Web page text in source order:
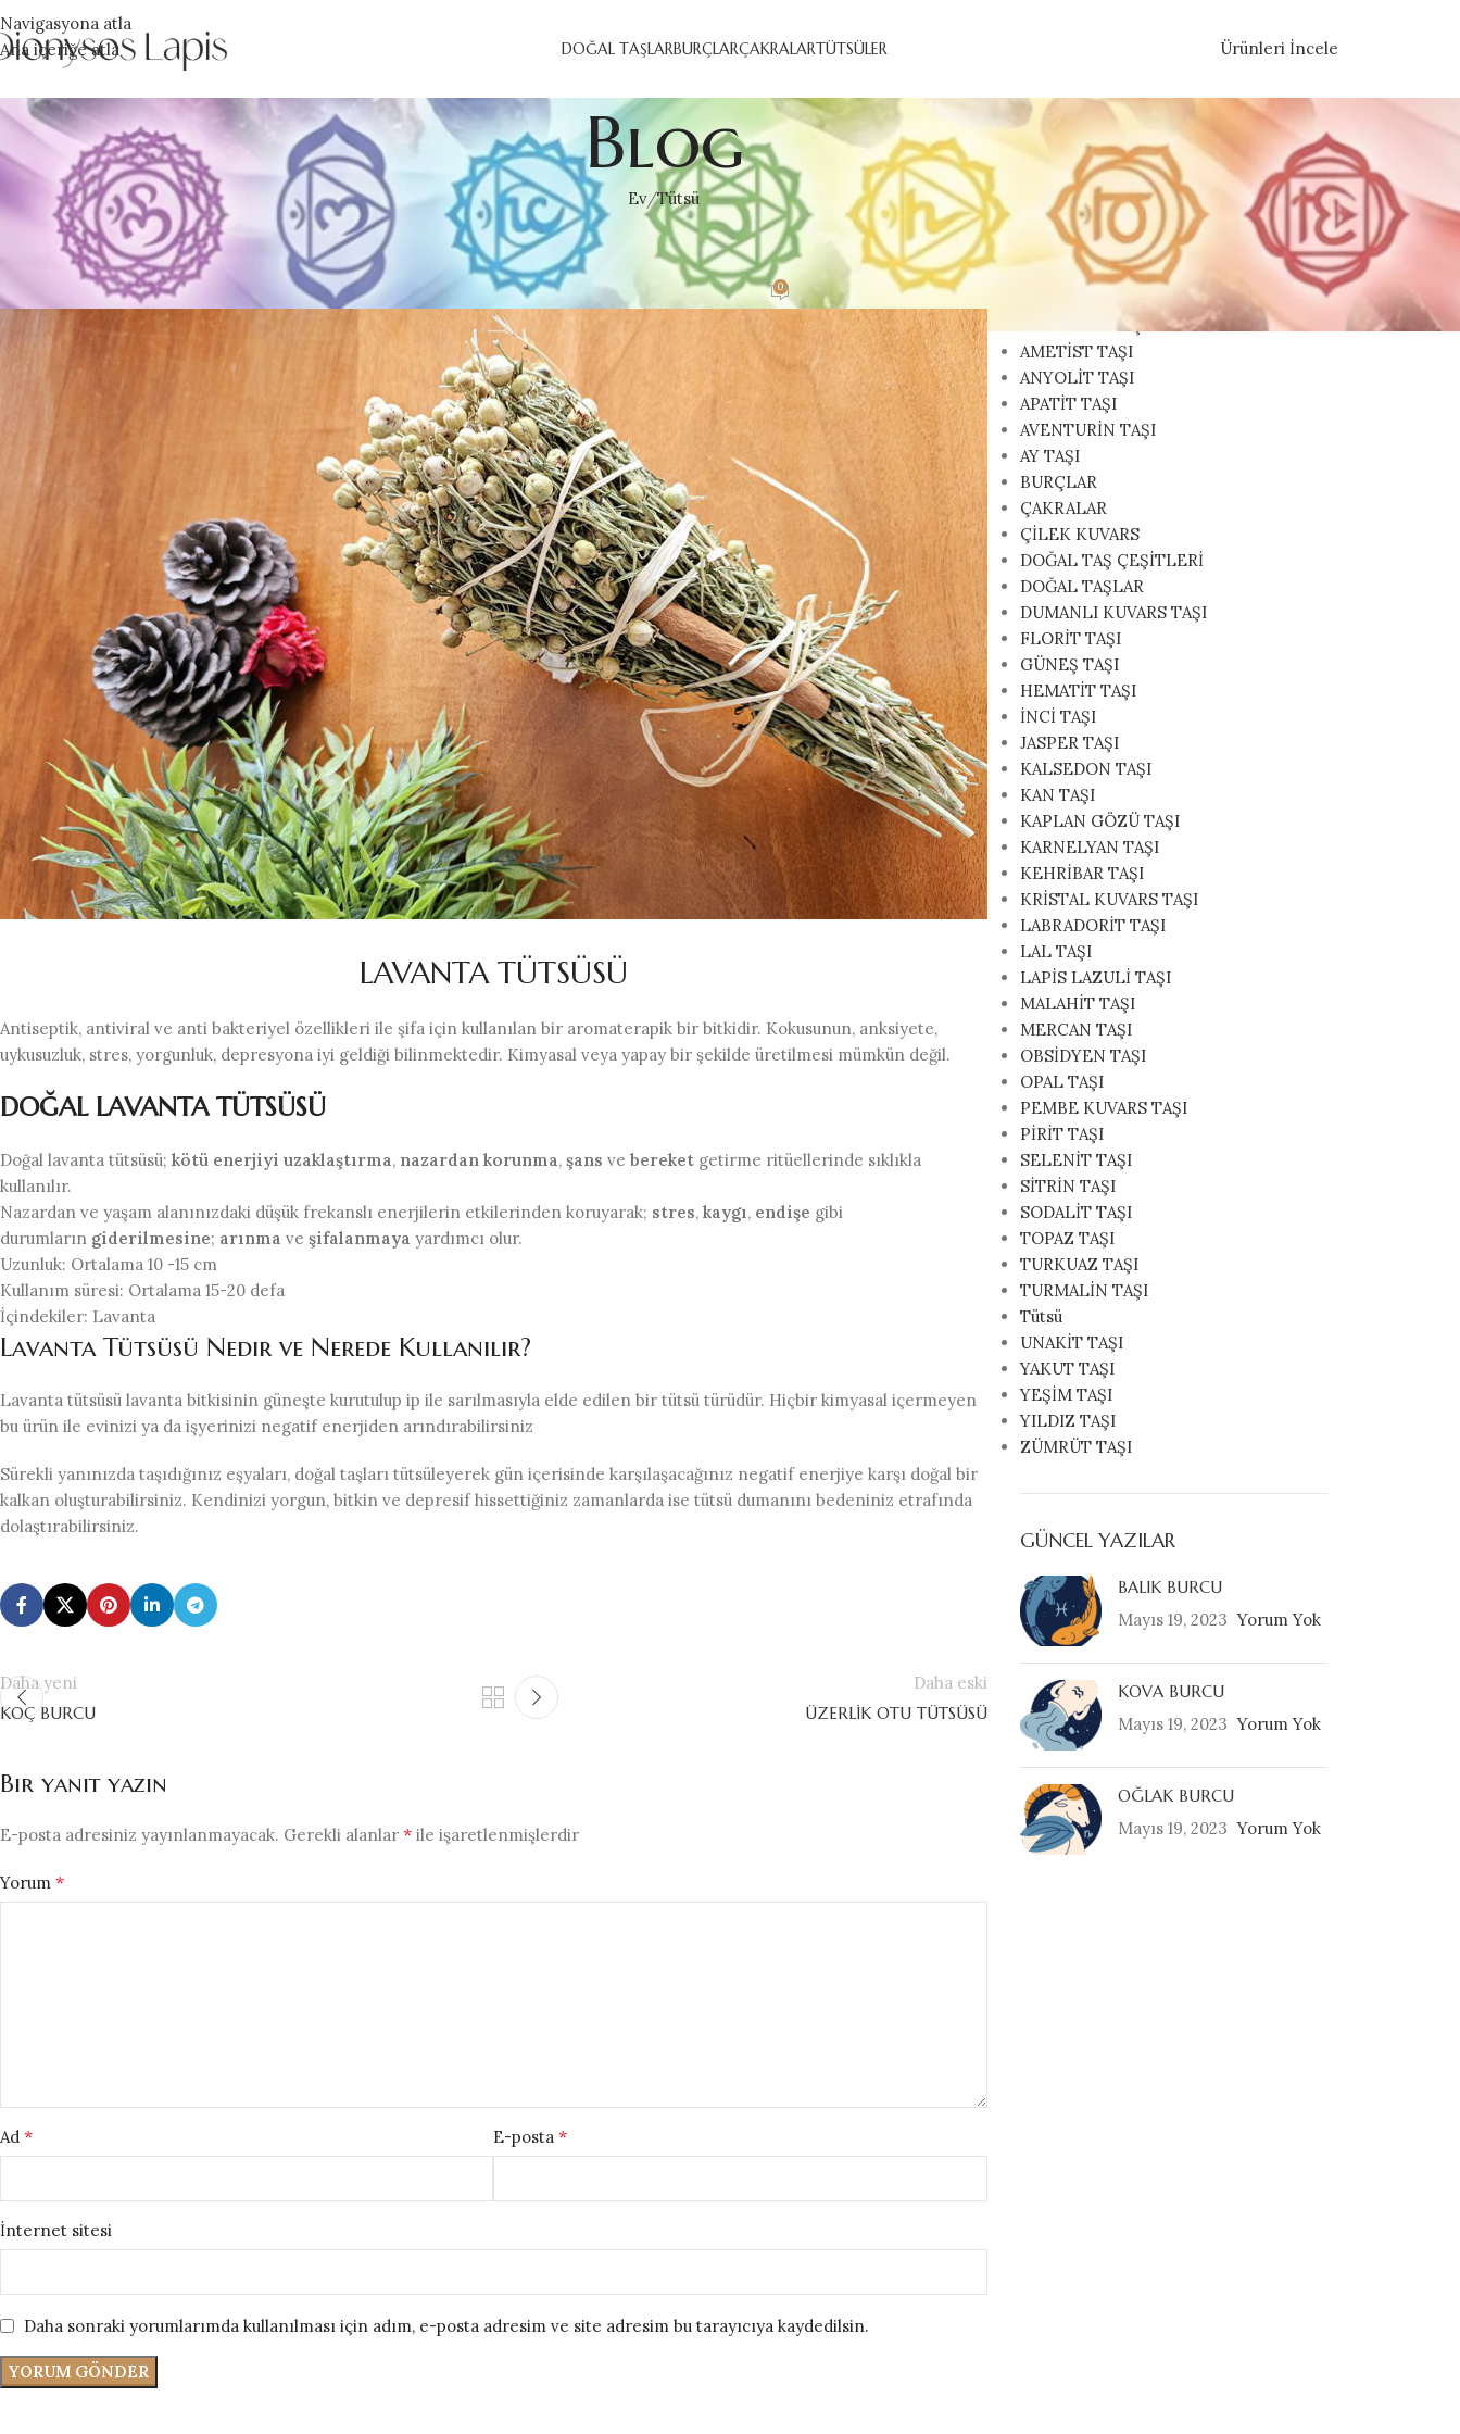
Navigasyona atla
Ana içeriğe atla
DOĞAL TAŞLARBURÇLARÇAKRALARTÜTSÜLER Ürünleri İncele
Blog
Ev Tütsü
TÜTSÜ
LAVANTA TÜTSÜSÜ
Tarafından gönderildi baranazafer@gmail.com Üzerinde Mayıs 19, 2023 0
LAVANTA TÜTSÜSÜ
Antiseptik, antiviral ve anti bakteriyel özellikleri ile şifa için kullanılan bir aromaterapik bir bitkidir. Kokusunun, anksiyete,
uykusuzluk, stres, yorgunluk, depresyona iyi geldiği bilinmektedir. Kimyasal veya yapay bir şekilde üretilmesi mümkün değil.
DOĞAL LAVANTA TÜTSÜSÜ
Doğal lavanta tütsüsü; kötü enerjiyi uzaklaştırma, nazardan korunma, şans ve bereket getirme ritüellerinde sıklıkla
kullanılır.
Nazardan ve yaşam alanınızdaki düşük frekanslı enerjilerin etkilerinden koruyarak; stres, kaygı, endişe gibi
durumların giderilmesine; arınma ve şifalanmaya yardımcı olur.
Uzunluk: Ortalama 10 -15 cm
Kullanım süresi: Ortalama 15-20 defa
İçindekiler: Lavanta
Lavanta Tütsüsü Nedir ve Nerede Kullanılır?
Lavanta tütsüsü lavanta bitkisinin güneşte kurutulup ip ile sarılmasıyla elde edilen bir tütsü türüdür. Hiçbir kimyasal içermeyen
bu ürün ile evinizi ya da işyerinizi negatif enerjiden arındırabilirsiniz
Sürekli yanınızda taşıdığınız eşyaları, doğal taşları tütsüleyerek gün içerisinde karşılaşacağınız negatif enerjiye karşı doğal bir
kalkan oluşturabilirsiniz. Kendinizi yorgun, bitkin ve depresif hissettiğiniz zamanlarda ise tütsü dumanını bedeniniz etrafında
dolaştırabilirsiniz.
Daha yeni
KOÇ BURCU
Daha eski
ÜZERLİK OTU TÜTSÜSÜ
Bir yanıt yazın
E-posta adresiniz yayınlanmayacak. Gerekli alanlar * ile işaretlenmişlerdir
Yorum *
Ad * E-posta*
İnternet sitesi
Daha sonraki yorumlarımda kullanılması için adım, e-posta adresim ve site adresim bu tarayıcıya kaydedilsin.
KATEGORILER
AKİK TAŞI
AKUAMARİN TAŞI
AMAZONİT TAŞI
AMETİST TAŞI
ANYOLİT TAŞI
APATİT TAŞI
AVENTURİN TAŞI
AY TAŞI
BURÇLAR
ÇAKRALAR
ÇİLEK KUVARS
DOĞAL TAŞ ÇEŞİTLERİ
DOĞAL TAŞLAR
DUMANLI KUVARS TAŞI
FLORİT TAŞI
GÜNEŞ TAŞI
HEMATİT TAŞI
İNCİ TAŞI
JASPER TAŞI
KALSEDON TAŞI
KAN TAŞI
KAPLAN GÖZÜ TAŞI
KARNELYAN TAŞI
KEHRİBAR TAŞI
KRİSTAL KUVARS TAŞI
LABRADORİT TAŞI
LAL TAŞI
LAPİS LAZULİ TAŞI
MALAHİT TAŞI
MERCAN TAŞI
OBSİDYEN TAŞI
OPAL TAŞI
PEMBE KUVARS TAŞI
PİRİT TAŞI
SELENİT TAŞI
SİTRİN TAŞI
SODALİT TAŞI
TOPAZ TAŞI
TURKUAZ TAŞI
TURMALİN TAŞI
Tütsü
UNAKİT TAŞI
YAKUT TAŞI
YEŞİM TAŞI
YILDIZ TAŞI
ZÜMRÜT TAŞI
GÜNCEL YAZILAR
BALIK BURCU
Mayıs 19, 2023 Yorum Yok
KOVA BURCU
Mayıs 19, 2023 Yorum Yok
OĞLAK BURCU
Mayıs 19, 2023 Yorum Yok